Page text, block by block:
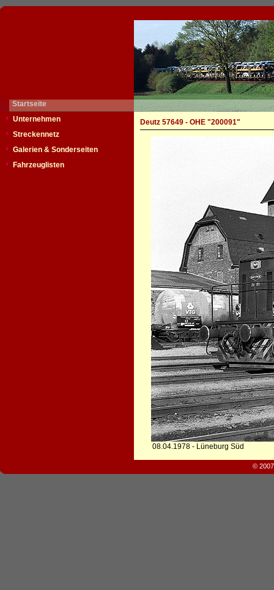
Startseite
Unternehmen
Streckennetz
Galerien & Sonderseiten
Fahrzeuglisten
Deutz 57649 - OHE "200091"
08.04.1978 - Lüneburg Süd
©